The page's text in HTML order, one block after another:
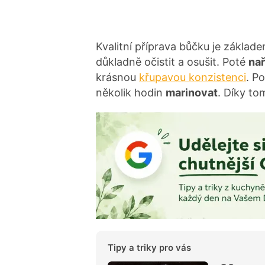
Kvalitní příprava bůčku je
důkladně očistit a osušit. Poté
krásnou křupavou konzistenci.
několik hodin marinovat. Díky
Tipy a triky pro vás